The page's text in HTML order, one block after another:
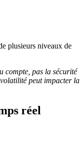
plusieurs niveaux de
compte, pas la sécurité
peut impacter la
réel